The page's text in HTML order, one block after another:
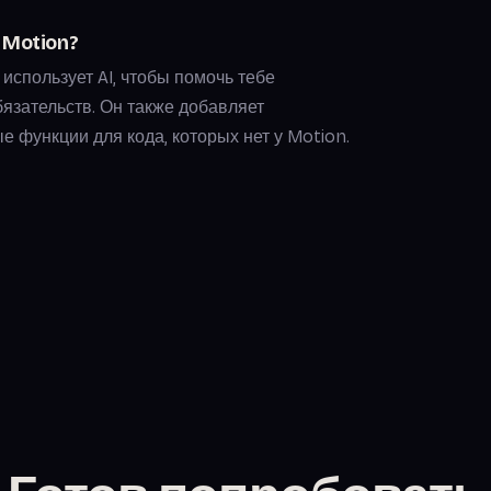
Motion?
AI, чтобы помочь тебе
Он также добавляет
функции для кода, которых нет у Motion.